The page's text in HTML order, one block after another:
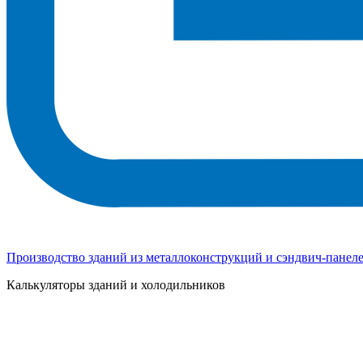
Производство зданий из металлоконструкций и сэндвич-
Калькуляторы зданий и холодильников